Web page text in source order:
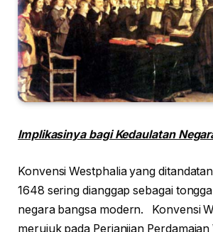
Implikasinya bagi Kedaulatan
Konvensi Westphalia yang
1648 sering dianggap sebagai
negara bangsa modern. Konvensi
merujuk pada Perjanjian